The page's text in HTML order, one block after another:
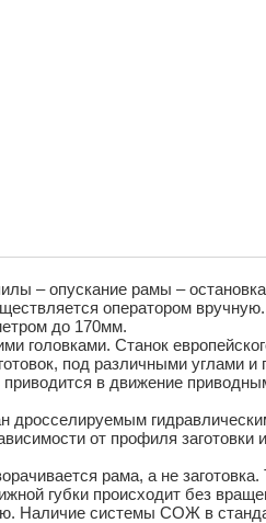
– опускание рамы –
оператором вручную.
до 170мм.
головками. Станок
под различными углами и
в движение
дросселируемым
от профиля
рама, а не заготовка.
губки происходит без
Наличие системы СОЖ в